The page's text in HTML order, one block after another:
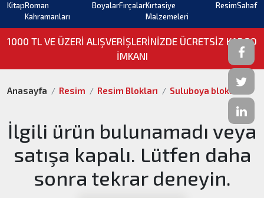
KitapRoman
Kahramanları
BoyalarFırçalarKırtasiye
Malzemeleri
ResimSahaf
1000 TL VE ÜZERI ALIŞVERIŞLERINIZDE ÜCRETSİZ KARGO
İMKANI
Anasayfa Resim Resim Blokları Suluboya bloklar
İlgili ürün bulunamadı veya
satışa kapalı. Lütfen daha
sonra tekrar deneyin.